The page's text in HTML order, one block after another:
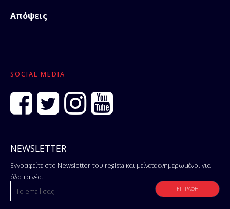
Απόψεις
SOCIAL MEDIA
NEWSLETTER
Εγγραφείτε στο Newsletter του regista και μείνετε ενημερωμένοι για
όλα τα νέα.